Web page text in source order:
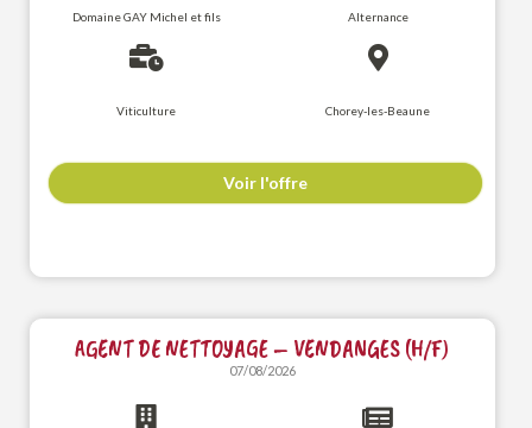
Domaine GAY Michel et fils Alternance
Viticulture Chorey-les-Beaune
Voir l'offre
AGENT DE NETTOYAGE – VENDANGES (H/F)
07/08/2026